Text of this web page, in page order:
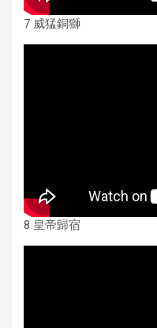
7 威猛銅獅
8 皇帝歸宿